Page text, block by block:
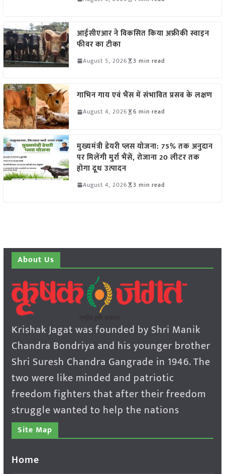
आईसीएआर ने विकसित किया अफ्रीकी स्वाइन
फीवर का टीका
August 5, 2026 3 min read
गाभिन गाय एवं भैंस में संभावित प्रसव के लक्षण
August 4, 2026 6 min read
मुख्यमंत्री डेयरी प्लस योजना: 75% तक अनुदान
पर मिलेंगी मुर्रा भैंसें, रोजाना 20 लीटर तक
होगा दूध उत्पादन
August 4, 2026 3 min read
About Us
Krishak Jagat was founded by Shri Manik
Chandra Bondriya and his younger brother
Shri Suresh Chandra Gangrade in 1946. The
two were like minded and patriotic
freedom fighters that after their freedom
struggle wanted to help the nations
Site Map
Home